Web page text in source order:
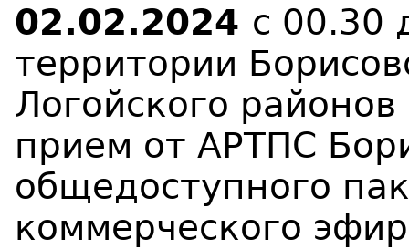
02.02.2024 с 00.30
территории
Логойского районов
прием от АРТПС
общедоступного
коммерческого